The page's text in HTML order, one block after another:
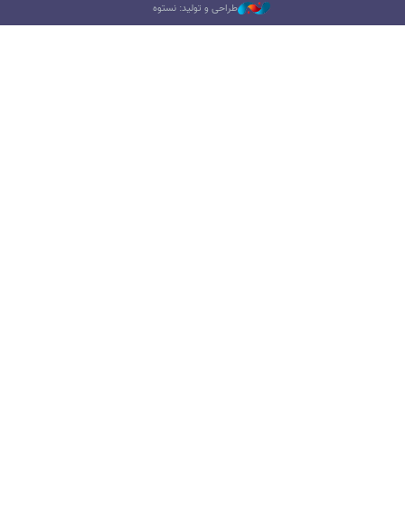
طراحی و تولید: نستوه